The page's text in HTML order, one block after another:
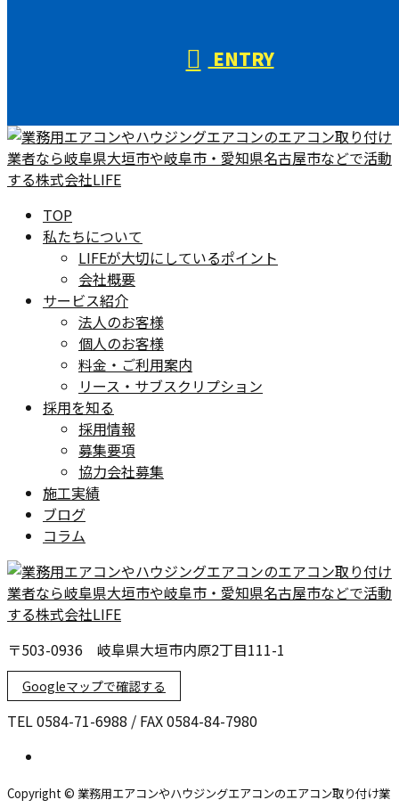
ENTRY
TOP
私たちについて
LIFEが大切にしているポイント
会社概要
サービス紹介
法人のお客様
個人のお客様
料金・ご利用案内
リース・サブスクリプション
採用を知る
採用情報
募集要項
協力会社募集
施工実績
ブログ
コラム
〒503-0936 岐阜県大垣市内原2丁目111-1
Googleマップで確認する
TEL 0584-71-6988 / FAX 0584-84-7980
Copyright © 業務用エアコンやハウジングエアコンのエアコン取り付け業